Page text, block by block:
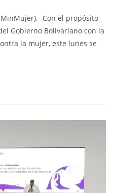
MinMujer).- Con el propósito
Gobierno Bolivariano con la
la mujer, este lunes se